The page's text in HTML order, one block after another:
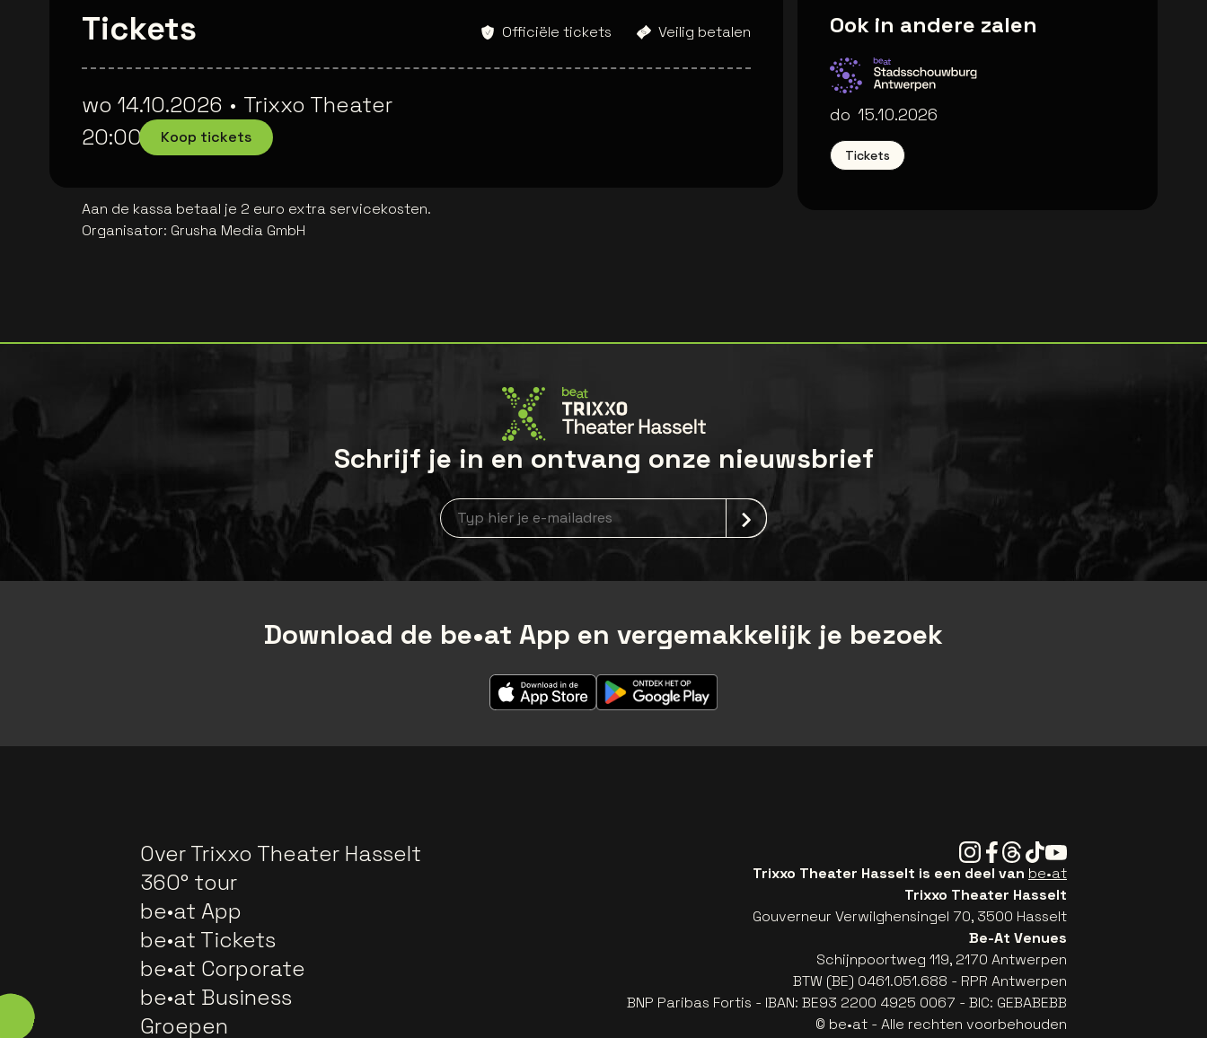
Tickets Officiële tickets Veilig betalen
wo 14.10.2026 • Trixxo Theater
20:00
Koop tickets
Aan de kassa betaal je 2 euro extra servicekosten.
Organisator: Grusha Media GmbH
Ook in andere zalen
Stadsschouwburg
do 15.10.2026
Tickets
Schrijf je in en ontvang onze nieuwsbrief
Nieuwsbrief aanmelding
Download de be•at App en vergemakkelijk je bezoek
Over Trixxo Theater Hasselt
360° tour
be•at App
be•at Tickets
be•at Corporate
be•at Business
Groepen
Instagram
Facebook
Threads
TiktokYoutube
Trixxo Theater Hasselt is een deel van be•at
Trixxo Theater Hasselt
Gouverneur Verwilghensingel 70, 3500 Hasselt
Be-At Venues
Schijnpoortweg 119, 2170 Antwerpen
BTW (BE) 0461.051.688 - RPR Antwerpen
BNP Paribas Fortis - IBAN: BE93 2200 4925 0067 - BIC: GEBABEBB
© be•at - Alle rechten voorbehouden